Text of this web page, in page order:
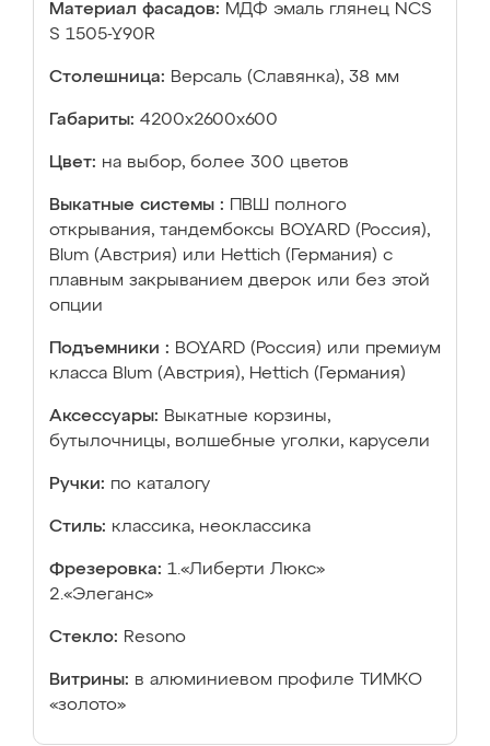
Материал фасадов: МДФ эмаль глянец NCS
S 1505-Y90R
Столешница: Версаль (Славянка), 38 мм
Габариты: 4200х2600х600
Цвет: на выбор, более 300 цветов
Выкатные системы :
ПВШ полного
открывания, тандембоксы BOYARD (Россия),
Blum (Австрия) или Hettich (Германия) с
плавным закрыванием дверок или без этой
опции
Подъемники : BOYARD (Россия) или премиум
класса Blum (Австрия), Hettich (Германия)
Аксессуары: Выкатные корзины,
бутылочницы, волшебные уголки, карусели
Ручки: по каталогу
Стиль: классика, неоклассика
Фрезеровка: 1.«Либерти Люкс»
2.«Элеганс»
Стекло: Resono
Витрины: в алюминиевом профиле ТИМКО
«золото»